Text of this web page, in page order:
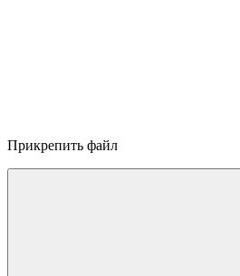
Прикрепить файл